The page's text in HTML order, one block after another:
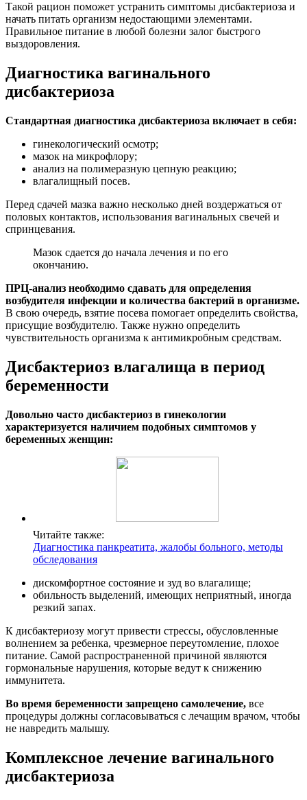
Такой рацион поможет устранить симптомы дисбактериоза и
начать питать организм недостающими элементами.
Правильное питание в любой болезни залог быстрого
выздоровления.
Диагностика вагинального
дисбактериоза
Стандартная диагностика дисбактериоза включает в себя:
гинекологический осмотр;
мазок на микрофлору;
анализ на полимеразную цепную реакцию;
влагалищный посев.
Перед сдачей мазка важно несколько дней воздержаться от
половых контактов, использования вагинальных свечей и
спринцевания.
Мазок сдается до начала лечения и по его
окончанию.
ПРЦ-анализ необходимо сдавать для определения
возбудителя инфекции и количества бактерий в организме.
В свою очередь, взятие посева помогает определить свойства,
присущие возбудителю. Также нужно определить
чувствительность организма к антимикробным средствам.
Дисбактериоз влагалища в период
беременности
Довольно часто дисбактериоз в гинекологии
характеризуется наличием подобных симптомов у
беременных женщин:
Читайте также:
Диагностика панкреатита, жалобы больного, методы
обследования
дискомфортное состояние и зуд во влагалище;
обильность выделений, имеющих неприятный, иногда
резкий запах.
К дисбактериозу могут привести стрессы, обусловленные
волнением за ребенка, чрезмерное переутомление, плохое
питание. Самой распространенной причиной являются
гормональные нарушения, которые ведут к снижению
иммунитета.
Во время беременности запрещено самолечение, все
процедуры должны согласовываться с лечащим врачом, чтобы
не навредить малышу.
Комплексное лечение вагинального
дисбактериоза